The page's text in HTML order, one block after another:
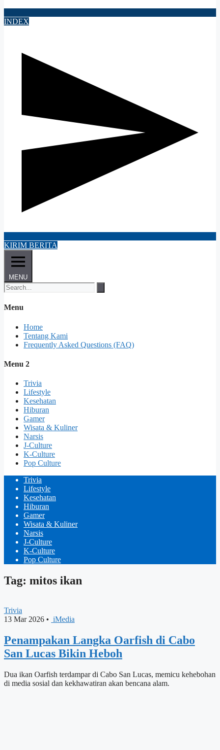
INDEX
KIRIM BERITA
MENU
Menu
Home
Tentang Kami
Frequently Asked Questions (FAQ)
Menu 2
Trivia
Lifestyle
Kesehatan
Hiburan
Gamer
Wisata & Kuliner
Narsis
J-Culture
K-Culture
Pop Culture
Trivia
Lifestyle
Kesehatan
Hiburan
Gamer
Wisata & Kuliner
Narsis
J-Culture
K-Culture
Pop Culture
Tag: mitos ikan
Trivia
13 Mar 2026 • iMedia
Penampakan Langka Oarfish di Cabo
San Lucas Bikin Heboh
Dua ikan Oarfish terdampar di Cabo San Lucas, memicu kehebohan
di media sosial dan kekhawatiran akan bencana alam.